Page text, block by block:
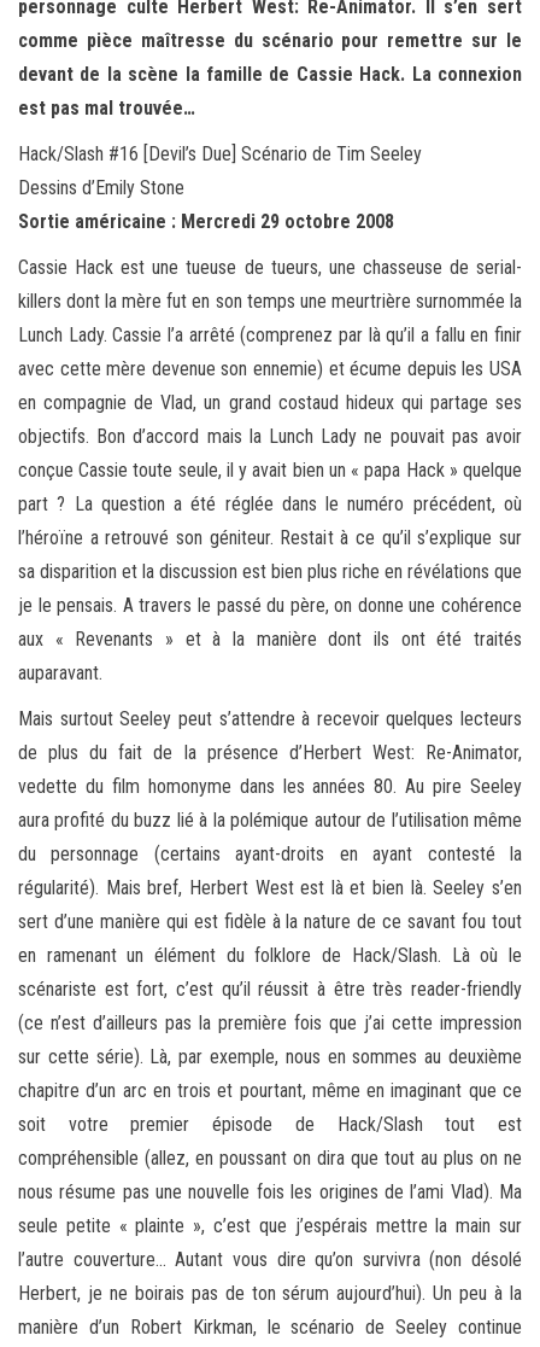
personnage culte Herbert West: Re-Animator. Il s’en sert
comme pièce maîtresse du scénario pour remettre sur le
devant de la scène la famille de Cassie Hack. La connexion
est pas mal trouvée…
Hack/Slash #16 [Devil’s Due] Scénario de Tim Seeley
Dessins d’Emily Stone
Sortie américaine : Mercredi 29 octobre 2008
Cassie Hack est une tueuse de tueurs, une chasseuse de serial-
killers dont la mère fut en son temps une meurtrière surnommée la
Lunch Lady. Cassie l’a arrêté (comprenez par là qu’il a fallu en finir
avec cette mère devenue son ennemie) et écume depuis les USA
en compagnie de Vlad, un grand costaud hideux qui partage ses
objectifs. Bon d’accord mais la Lunch Lady ne pouvait pas avoir
conçue Cassie toute seule, il y avait bien un « papa Hack » quelque
part ? La question a été réglée dans le numéro précédent, où
l’héroïne a retrouvé son géniteur. Restait à ce qu’il s’explique sur
sa disparition et la discussion est bien plus riche en révélations que
je le pensais. A travers le passé du père, on donne une cohérence
aux « Revenants » et à la manière dont ils ont été traités
auparavant.
Mais surtout Seeley peut s’attendre à recevoir quelques lecteurs
de plus du fait de la présence d’Herbert West: Re-Animator,
vedette du film homonyme dans les années 80. Au pire Seeley
aura profité du buzz lié à la polémique autour de l’utilisation même
du personnage (certains ayant-droits en ayant contesté la
régularité). Mais bref, Herbert West est là et bien là. Seeley s’en
sert d’une manière qui est fidèle à la nature de ce savant fou tout
en ramenant un élément du folklore de Hack/Slash. Là où le
scénariste est fort, c’est qu’il réussit à être très reader-friendly
(ce n’est d’ailleurs pas la première fois que j’ai cette impression
sur cette série). Là, par exemple, nous en sommes au deuxième
chapitre d’un arc en trois et pourtant, même en imaginant que ce
soit votre premier épisode de Hack/Slash tout est
compréhensible (allez, en poussant on dira que tout au plus on ne
nous résume pas une nouvelle fois les origines de l’ami Vlad). Ma
seule petite « plainte », c’est que j’espérais mettre la main sur
l’autre couverture… Autant vous dire qu’on survivra (non désolé
Herbert, je ne boirais pas de ton sérum aujourd’hui). Un peu à la
manière d’un Robert Kirkman, le scénario de Seeley continue